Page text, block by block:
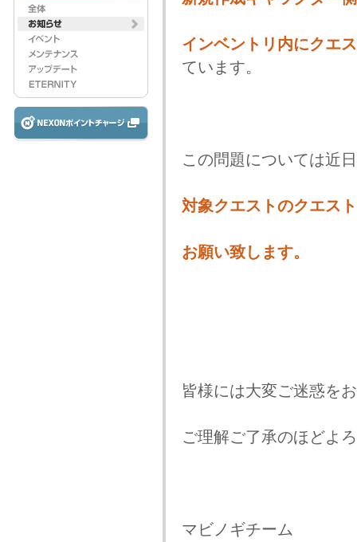
インベントリ内にクエ
ています。
この問題については近
対象クエストのクエス
お願い致します。
皆様には大変ご迷惑を
ご理解ご了承のほどよ
マビノギチーム